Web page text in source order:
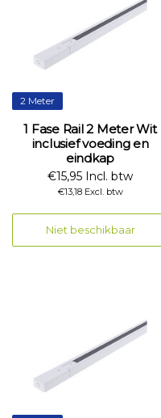
2 Meter
1 Fase Rail 2 Meter Wit
inclusief voeding en
eindkap
€15,95 Incl. btw
€13,18 Excl. btw
Niet beschikbaar